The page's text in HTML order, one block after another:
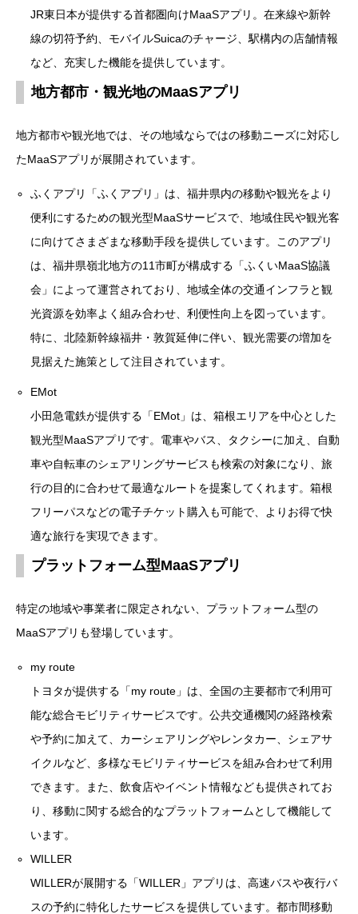
JR東日本が提供する首都圏向けMaaSアプリ。在来線や新幹
線の切符予約、モバイルSuicaのチャージ、駅構内の店舗情報
など、充実した機能を提供しています。
地方都市・観光地のMaaSアプリ
地方都市や観光地では、その地域ならではの移動ニーズに対応し
たMaaSアプリが展開されています。
ふくアプリ
「ふくアプリ」は、福井県内の移動や観光をより
便利にするための観光型MaaSサービスで、地域住民や観光客
に向けてさまざまな移動手段を提供しています。このアプリ
は、福井県嶺北地方の11市町が構成する「ふくいMaaS協議
会」によって運営されており、地域全体の交通インフラと観
光資源を効率よく組み合わせ、利便性向上を図っています。
特に、北陸新幹線福井・敦賀延伸に伴い、観光需要の増加を
見据えた施策として注目されています。
EMot
小田急電鉄が提供する「EMot」は、箱根エリアを中心とした
観光型MaaSアプリです。電車やバス、タクシーに加え、自動
車や自転車のシェアリングサービスも検索の対象になり、旅
行の目的に合わせて最適なルートを提案してくれます。箱根
フリーパスなどの電子チケット購入も可能で、よりお得で快
適な旅行を実現できます。
プラットフォーム型MaaSアプリ
特定の地域や事業者に限定されない、プラットフォーム型の
MaaSアプリも登場しています。
my route
トヨタが提供する「my route」は、全国の主要都市で利用可
能な総合モビリティサービスです。公共交通機関の経路検索
や予約に加えて、カーシェアリングやレンタカー、シェアサ
イクルなど、多様なモビリティサービスを組み合わせて利用
できます。また、飲食店やイベント情報なども提供されてお
り、移動に関する総合的なプラットフォームとして機能して
います。
WILLER
WILLERが展開する「WILLER」アプリは、高速バスや夜行バ
スの予約に特化したサービスを提供しています。都市間移動